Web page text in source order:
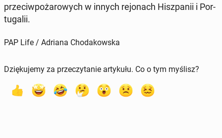
prze­ciw­po­ża­ro­wych w innych re­jo­nach Hisz­pa­nii i Por­
tu­ga­lii.
PAP Life / Adriana Chodakowska
Dziękujemy za przeczytanie artykułu. Co o tym myślisz?